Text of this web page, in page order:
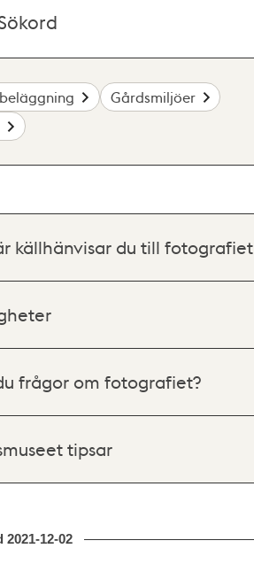
Gårdsmiljöer
källhänvisar du till fotografiet
frågor om fotografiet?
tipsar
2021-12-02